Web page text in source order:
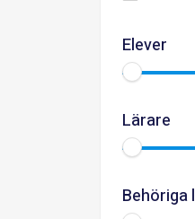
Elever
Lärare
Behöriga